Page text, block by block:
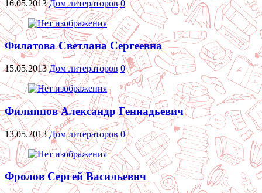
16.05.2013 Дом литераторов 0
Филатова Светлана Сергеевна
15.05.2013 Дом литераторов 0
Филиппов Александр Геннадьевич
13.05.2013 Дом литераторов 0
Фролов Сергей Васильевич